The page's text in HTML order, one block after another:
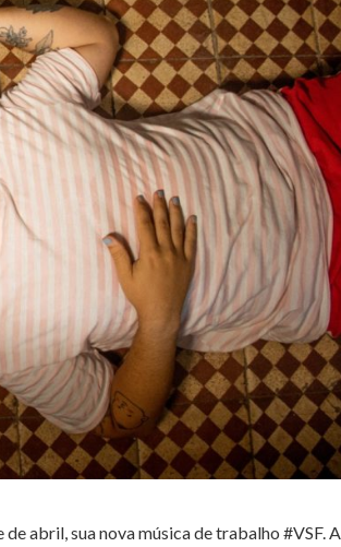
abril, sua nova música de trabalho #VSF. A